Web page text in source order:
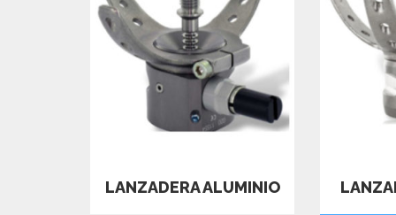
LANZADERA ALUMINIO